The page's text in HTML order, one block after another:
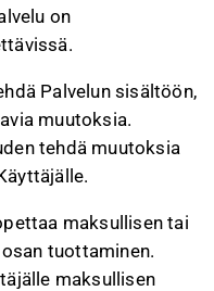
on
Palvelun sisältöön,
muutoksia.
tehdä muutoksia
maksullisen tai
tuottaminen.
maksullisen